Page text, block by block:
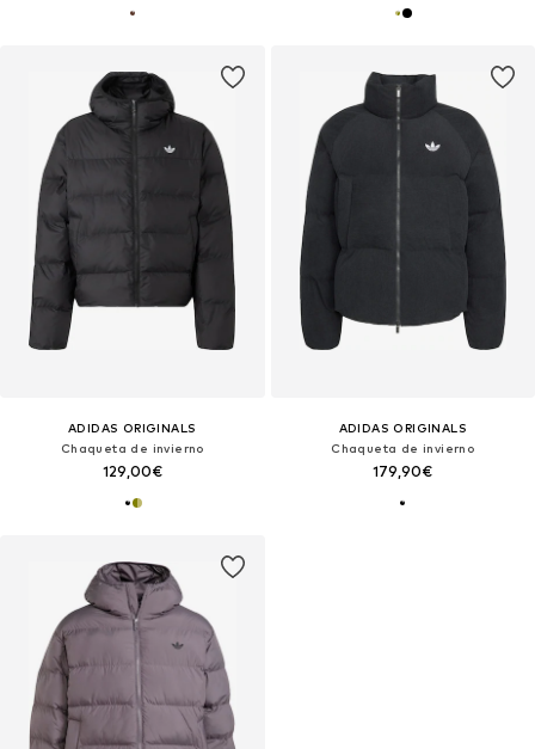
ADIDAS ORIGINALS
Chaqueta de invierno
129,00€
ADIDAS ORIGINALS
Chaqueta de invierno
179,90€